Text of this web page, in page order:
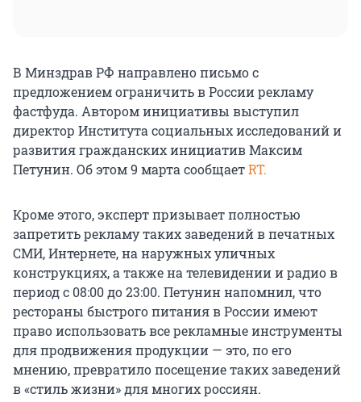
В Минздрав РФ направлено письмо с
предложением ограничить в России рекламу
фастфуда. Автором инициативы выступил
директор Института социальных исследований и
развития гражданских инициатив Максим
Петунин. Об этом 9 марта сообщаетRT.
Кроме этого, эксперт призывает полностью
запретить рекламу таких заведений в печатных
СМИ, Интернете, на наружных уличных
конструкциях, а также на телевидении и радио в
период с 08:00 до 23:00. Петунин напомнил, что
рестораны быстрого питания в России имеют
право использовать все рекламные инструменты
для продвижения продукции — это, по его
мнению, превратило посещение таких заведений
в «стиль жизни» для многих россиян.